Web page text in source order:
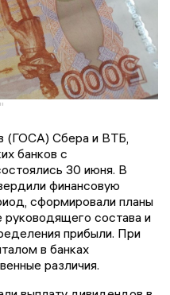
(ГОСА) Сбера и ВТБ,
банков с
30 июня. В
финансовую
сформировали планы
руководящего состава и
прибыли. При
в банках
различия.